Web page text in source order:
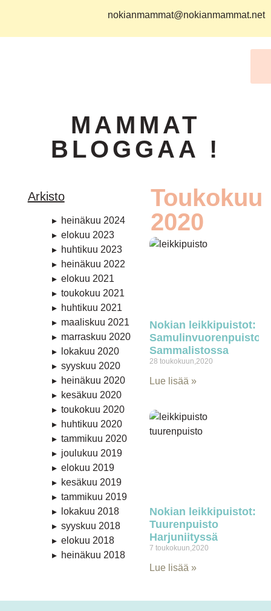
nokianmammat@nokianmammat.net
MAMMAT
BLOGGAA !
Arkisto
heinäkuu 2024
elokuu 2023
huhtikuu 2023
heinäkuu 2022
elokuu 2021
toukokuu 2021
huhtikuu 2021
maaliskuu 2021
marraskuu 2020
lokakuu 2020
syyskuu 2020
heinäkuu 2020
kesäkuu 2020
toukokuu 2020
huhtikuu 2020
tammikuu 2020
joulukuu 2019
elokuu 2019
kesäkuu 2019
tammikuu 2019
lokakuu 2018
syyskuu 2018
elokuu 2018
heinäkuu 2018
Toukokuu
2020
Nokian leikkipuistot:
Samulinvuorenpuisto
Sammalistossa
28 toukokuun,2020
Lue lisää »
Nokian leikkipuistot:
Tuurenpuisto
Harjuniityssä
7 toukokuun,2020
Lue lisää »